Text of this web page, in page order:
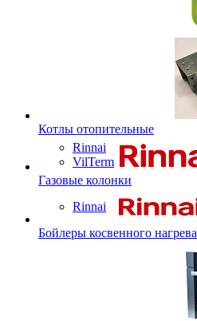
Котлы отопительные
Rinnai
VilTerm
Газовые колонки
Rinnai
Бойлеры косвенного нагрева